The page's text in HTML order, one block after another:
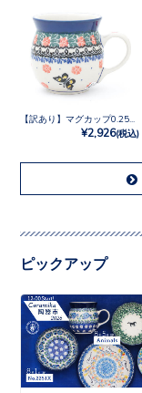
【訳あり】マグカップ0.25L No.1522X
¥2,926(税込)
ピックアップ